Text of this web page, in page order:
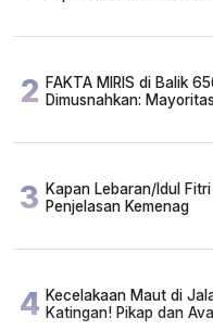
2 FAKTA MIRIS di Balik
Dimusnahkan:
3 Kapan Lebaran/Idul
Penjelasan Kemenag
4 Kecelakaan Maut di
Katingan! Pikap dan